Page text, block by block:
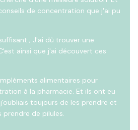
de concentration que j'ai pu
; J'ai dû trouver une
ainsi que j'ai découvert ces
alimentaires pour
à la pharmacie. Et ils ont eu
toujours de les prendre et
prendre de pilules.